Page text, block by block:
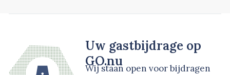
Uw gastbijdrage op
GO.nu
Wij staan open voor bijdragen